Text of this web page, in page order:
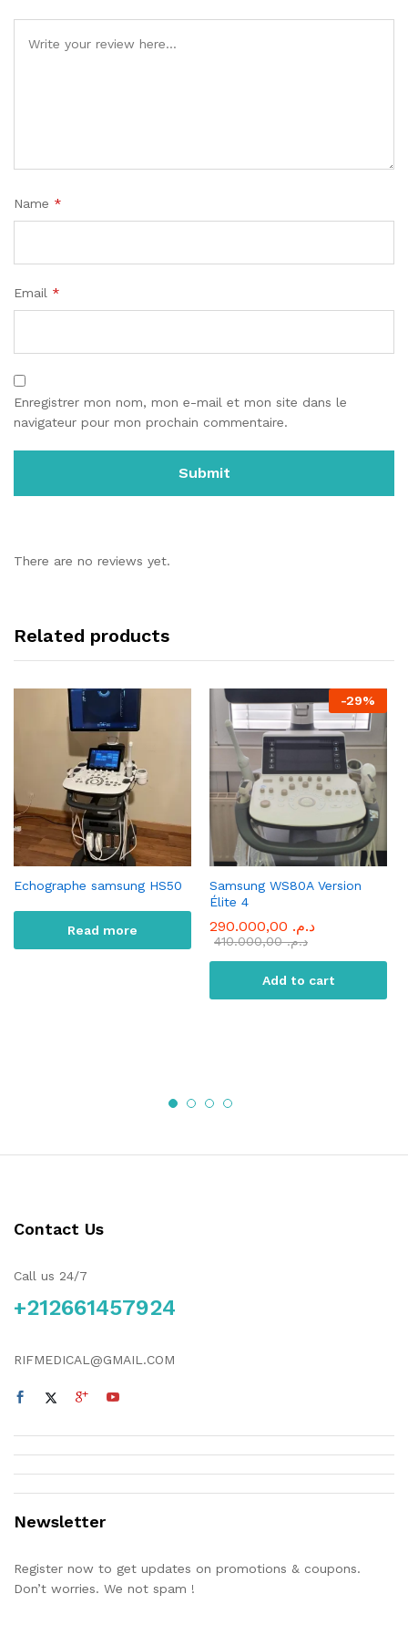
Name *
Email *
Enregistrer mon nom, mon e-mail et mon site dans le
navigateur pour mon prochain commentaire.
There are no reviews yet.
Related products
Echographe samsung HS50
Read more
-29%
Samsung WS80A Version
Élite 4
د.م.
د.م.410.000,00
Add to cart
Contact Us
Call us 24/7
+212661457924
RIFMEDICAL@GMAIL.COM
Newsletter
Register now to get updates on promotions & coupons.
Don’t worries. We not spam !